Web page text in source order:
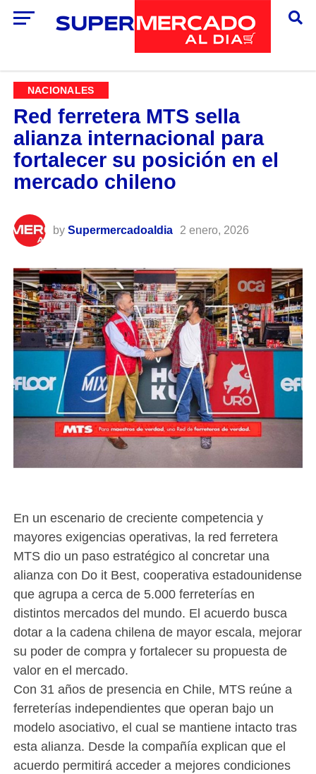
NACIONALES
Red ferretera MTS sella
alianza internacional para
fortalecer su posición en el
mercado chileno
by Supermercadoaldia 2 enero, 2026
En un escenario de creciente competencia y
mayores exigencias operativas, la red ferretera
MTS dio un paso estratégico al concretar una
alianza con Do it Best, cooperativa estadounidense
que agrupa a cerca de 5.000 ferreterías en
distintos mercados del mundo. El acuerdo busca
dotar a la cadena chilena de mayor escala, mejorar
su poder de compra y fortalecer su propuesta de
valor en el mercado.
Con 31 años de presencia en Chile, MTS reúne a
ferreterías independientes que operan bajo un
modelo asociativo, el cual se mantiene intacto tras
esta alianza. Desde la compañía explican que el
acuerdo permitirá acceder a mejores condiciones